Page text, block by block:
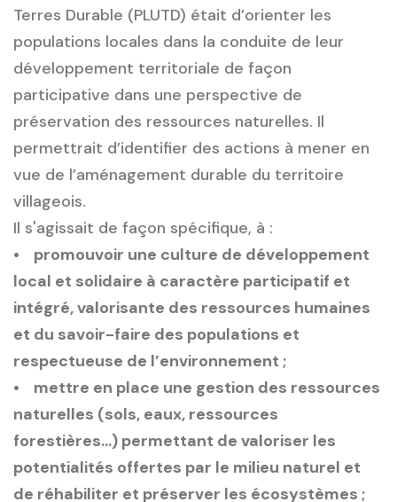
Terres Durable (PLUTD) était d’orienter les
populations locales dans la conduite de leur
développement territoriale de façon
participative dans une perspective de
préservation des ressources naturelles. Il
permettrait d’identifier des actions à mener en
vue de l’aménagement durable du territoire
villageois.
Il s'agissait de façon spécifique, à :
• promouvoir une culture de développement
local et solidaire à caractère participatif et
intégré, valorisante des ressources humaines
et du savoir-faire des populations et
respectueuse de l’environnement ;
• mettre en place une gestion des ressources
naturelles (sols, eaux, ressources
forestières…) permettant de valoriser les
potentialités offertes par le milieu naturel et
de réhabiliter et préserver les écosystèmes ;